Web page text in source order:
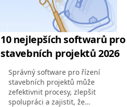
10 nejlepších softwarů
stavebních projektů 2026
Správný software pro řízení
stavebních projektů může
zefektivnit procesy, zlepšit
spolupráci a zajistit, že